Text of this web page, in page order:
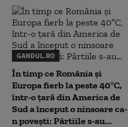
GANDUL.RO
În timp ce România și
Europa fierb la peste 40°C,
într-o țară din America de
Sud a început o ninsoare ca-
n povești: Pârtiile s-au...